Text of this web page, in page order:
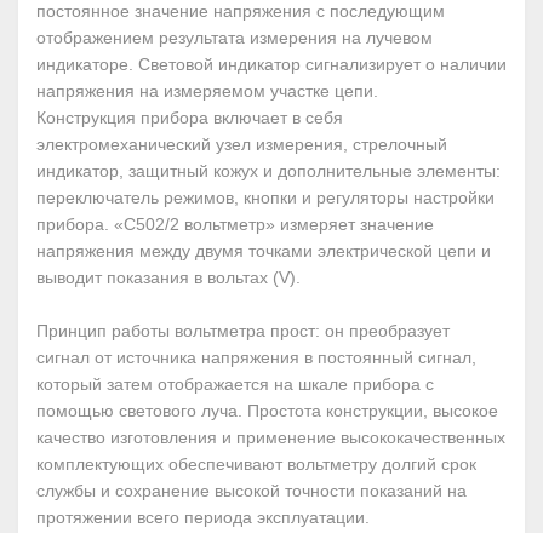
постоянное значение напряжения с последующим
отображением результата измерения на лучевом
индикаторе. Световой индикатор сигнализирует о наличии
напряжения на измеряемом участке цепи.
Конструкция прибора включает в себя
электромеханический узел измерения, стрелочный
индикатор, защитный кожух и дополнительные элементы:
переключатель режимов, кнопки и регуляторы настройки
прибора. «С502/2 вольтметр» измеряет значение
напряжения между двумя точками электрической цепи и
выводит показания в вольтах (V).
Принцип работы вольтметра прост: он преобразует
сигнал от источника напряжения в постоянный сигнал,
который затем отображается на шкале прибора с
помощью светового луча. Простота конструкции, высокое
качество изготовления и применение высококачественных
комплектующих обеспечивают вольтметру долгий срок
службы и сохранение высокой точности показаний на
протяжении всего периода эксплуатации.